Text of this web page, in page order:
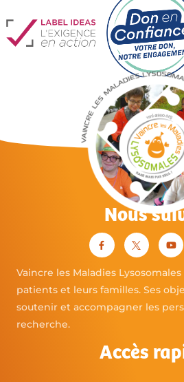
Nous
Vaincre les Maladies
patients et leurs familles. Ses
soutenir et accompagner les
recherche.
Accès